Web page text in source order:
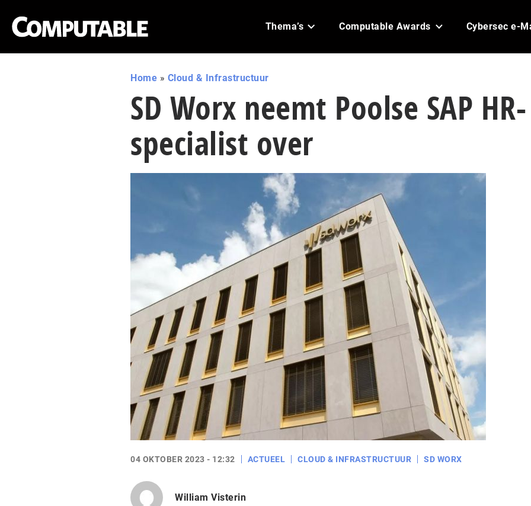
Thema’s Computable Awards Cybersec e-
Home » Cloud & Infrastructuur
SD Worx neemt Poolse SAP HR-
specialist over
04 OKTOBER 2023 - 12:32 ACTUEEL CLOUD & INFRASTRUCTUUR SD WORX
William Visterin